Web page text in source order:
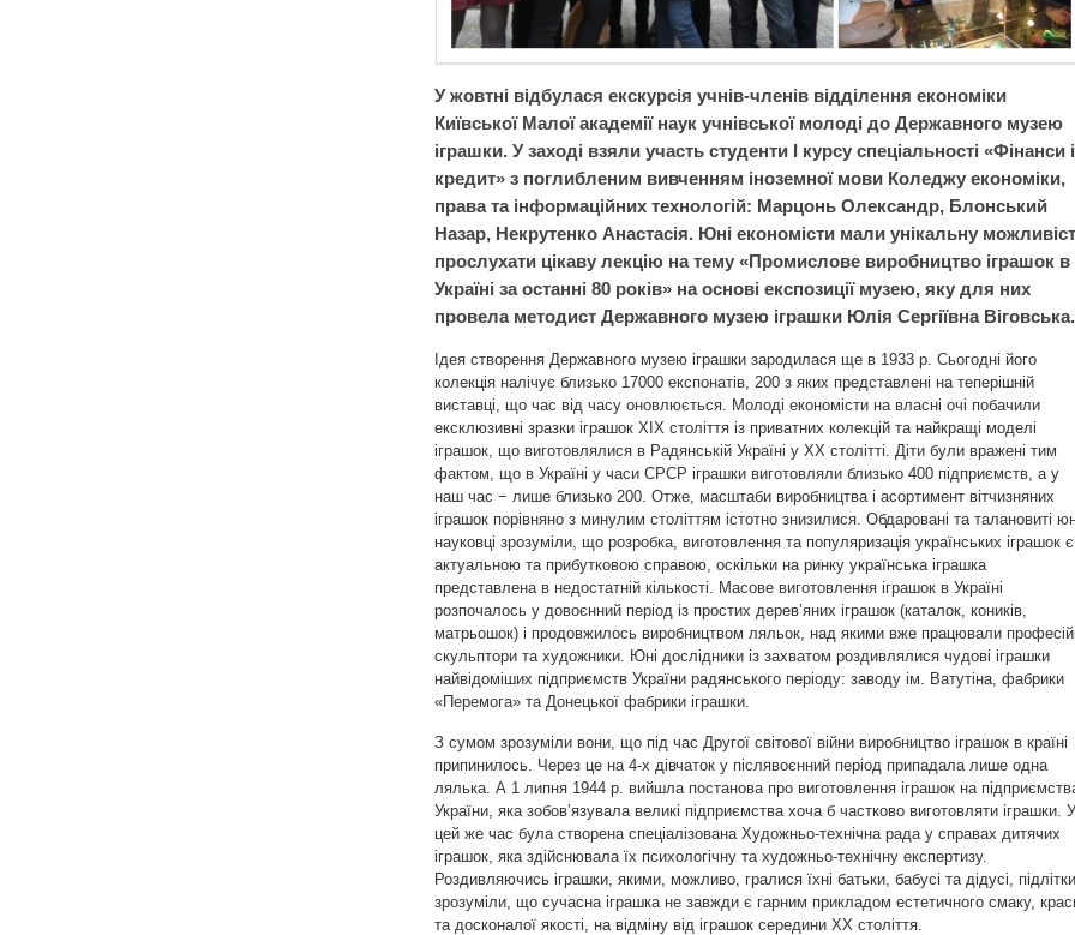
У жовтні відбулася екскурсія учнів-членів відділення економіки
Київської Малої академії наук учнівської молоді до Державного музею
іграшки. У заході взяли участь студенти І курсу спеціальності «Фінанси і
кредит» з поглибленим вивченням іноземної мови Коледжу економіки,
права та інформаційних технологій: Марцонь Олександр, Блонський
Назар, Некрутенко Анастасія. Юні економісти мали унікальну
прослухати цікаву лекцію на тему «Промислове виробництво іграшок в
Україні за останні 80 років» на основі експозиції музею, яку для них
провела методист Державного музею іграшки Юлія Сергіївна Віговська.
Ідея створення Державного музею іграшки зародилася ще в 1933 р. Сьогодні його
колекція налічує близько 17000 експонатів, 200 з яких представлені на теперішній
виставці, що час від часу оновлюється. Молоді економісти на власні очі побачили
ексклюзивні зразки іграшок ХІХ століття із приватних колекцій та найкращі моделі
іграшок, що виготовлялися в Радянській Україні у ХХ столітті. Діти були вражені тим
фактом, що в Україні у часи СРСР іграшки виготовляли близько 400 підприємств, а у
наш час − лише близько 200. Отже, масштаби виробництва і асортимент вітчизняних
іграшок порівняно з минулим століттям істотно знизилися. Обдаровані та талановиті
науковці зрозуміли, що розробка, виготовлення та популяризація українських іграшок є
актуальною та прибутковою справою, оскільки на ринку українська іграшка
представлена в недостатній кількості. Масове виготовлення іграшок в Україні
розпочалось у довоєнний період із простих дерев’яних іграшок (каталок, коників,
матрьошок) і продовжилось виробництвом ляльок, над якими вже працювали
скульптори та художники. Юні дослідники із захватом роздивлялися чудові іграшки
найвідоміших підприємств України радянського періоду: заводу ім. Ватутіна, фабрики
«Перемога» та Донецької фабрики іграшки.
З сумом зрозуміли вони, що під час Другої світової війни виробництво іграшок в країні
припинилось. Через це на 4-х дівчаток у післявоєнний період припадала лише одна
лялька. А 1 липня 1944 р. вийшла постанова про виготовлення іграшок на
України, яка зобов’язувала великі підприємства хоча б частково виготовляти іграшки. У
цей же час була створена спеціалізована Художньо-технічна рада у справах дитячих
іграшок, яка здійснювала їх психологічну та художньо-технічну експертизу.
Роздивляючись іграшки, якими, можливо, гралися їхні батьки, бабусі та дідусі, підлітки
зрозуміли, що сучасна іграшка не завжди є гарним прикладом естетичного смаку,
та досконалої якості, на відміну від іграшок середини ХХ століття.